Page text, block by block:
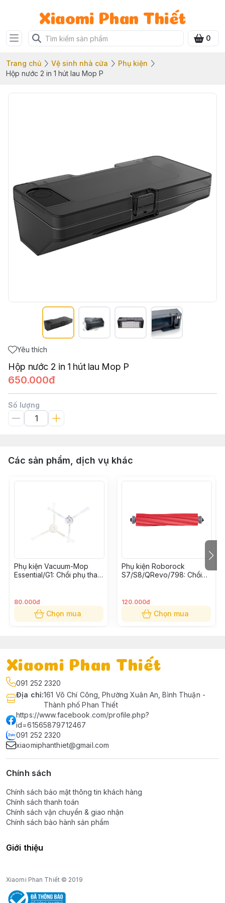
Xiaomi Phan Thiết
0
Trang chủ Vệ sinh nhà cửa
Phụ kiện
Hộp nước 2 in 1 hút lau Mop P
Yêu thích
Hộp nước 2 in 1 hút lau Mop P
650.000đ
Số lượng
Các sản phẩm, dịch vụ khác
Phụ kiện Vacuum-Mop
Essential/G1: Chổi phụ thay
80.000đ
Chọn mua
Phụ kiện Roborock
S7/S8/QRevo/798: Chổi
120.000đ
Chọn mua
Xiaomi Phan Thiết
091 252 2320
Địa chỉ:161 Võ Chí Công, Phường Xuân An, Bình Thuận -
Thành phố Phan Thiết
https://www.facebook.com/profile.php?
id=61565879712467
091 252 2320
xiaomiphanthiet@gmail.com
Chính sách
Chính sách bảo mật thông tin khách hàng
Chính sách thanh toán
Chính sách vận chuyển & giao nhận
Chính sách bảo hành sản phẩm
Giới thiệu
Xiaomi Phan Thiết © 2019